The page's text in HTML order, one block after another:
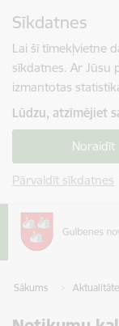
Sīkdatnes
Lai šī tīmekļvietne
sīkdatnes. Ar Jūsu
izmantotas
Lūdzu, atzīmējiet
Noraidīt
Pārvaldīt sīkdatnes
Sākums